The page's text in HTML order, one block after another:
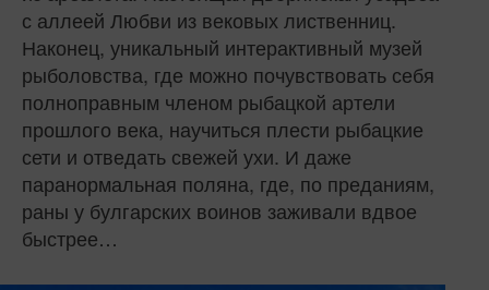
с аллеей Любви из вековых лиственниц.
Наконец, уникальный интерактивный музей
рыболовства, где можно почувствовать себя
полноправным членом рыбацкой артели
прошлого века, научиться плести рыбацкие
сети и отведать свежей ухи. И даже
паранормальная поляна, где, по преданиям,
раны у булгарских воинов заживали вдвое
быстрее…